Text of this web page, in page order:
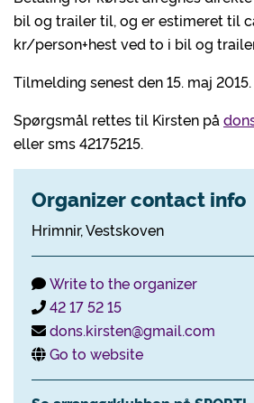
bil og trailer til, og er estimeret til
kr/person+hest ved to i bil og
Tilmelding senest den 15. maj 2015.
Spørgsmål rettes til Kirsten på
eller sms 42175215.
Organizer contact info
Hrimnir, Vestskoven
Write to the organizer
42 17 52 15
dons.kirsten@gmail.com
Go to website